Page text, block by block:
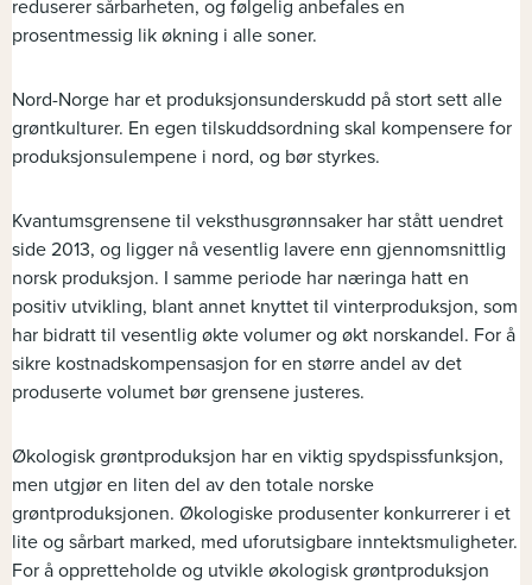
reduserer sårbarheten, og følgelig anbefales en
prosentmessig lik økning i alle soner.
Nord-Norge har et produksjonsunderskudd på stort sett alle
grøntkulturer. En egen tilskuddsordning skal kompensere for
produksjonsulempene i nord, og bør styrkes.
Kvantumsgrensene til veksthusgrønnsaker har stått uendret
side 2013, og ligger nå vesentlig lavere enn gjennomsnittlig
norsk produksjon. I samme periode har næringa hatt en
positiv utvikling, blant annet knyttet til vinterproduksjon, som
har bidratt til vesentlig økte volumer og økt norskandel. For å
sikre kostnadskompensasjon for en større andel av det
produserte volumet bør grensene justeres.
Økologisk grøntproduksjon har en viktig spydspissfunksjon,
men utgjør en liten del av den totale norske
grøntproduksjonen. Økologiske produsenter konkurrerer i et
lite og sårbart marked, med uforutsigbare inntektsmuligheter.
For å oppretteholde og utvikle økologisk grøntproduksjon